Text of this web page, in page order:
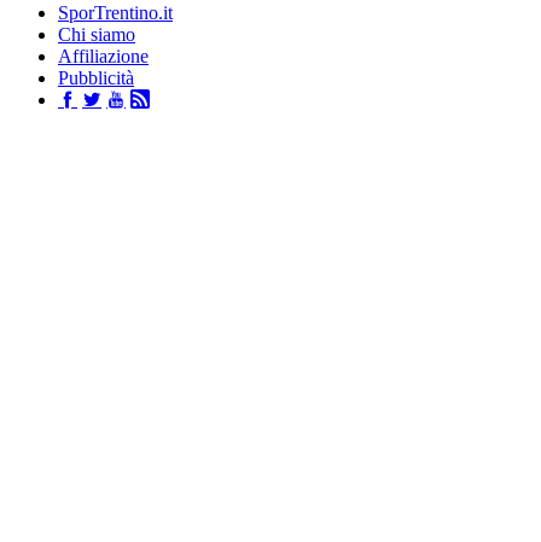
SporTrentino.it
Chi siamo
Affiliazione
Pubblicità